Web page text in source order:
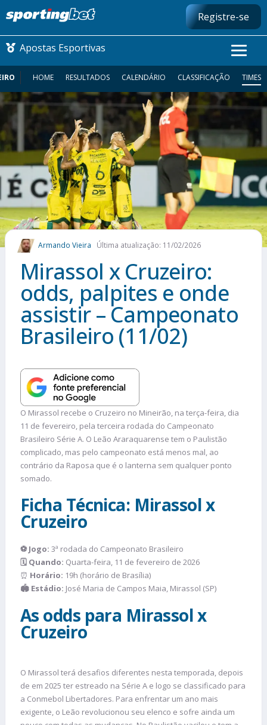
Registre-se
Apostas Esportivas
CONMEBOL LIBERTADORES
FUTEBOL NACIONAL
FUTEBOL INTERNACIONAL
COMO APOSTAR
MAIS ESPORTES
HOME RESULTADOS CALENDÁRIO CLASSIFICAÇÃO TIMES
Armando Vieira Última atualização: 11/02/2026
Mirassol x Cruzeiro:
odds, palpites e onde
assistir – Campeonato
Brasileiro (11/02)
O Mirassol recebe o Cruzeiro no Mineirão, na terça-feira, dia
11 de fevereiro, pela terceira rodada do Campeonato
Brasileiro Série A. O Leão Araraquarense tem o Paulistão
complicado, mas pelo campeonato está menos mal, ao
contrário da Raposa que é o lanterna sem qualquer ponto
somado.
Ficha Técnica: Mirassol x
Cruzeiro
⚽ Jogo: 3ª rodada do Campeonato Brasileiro
🗓️ Quando: Quarta-feira, 11 de fevereiro de 2026
⏰ Horário: 19h (horário de Brasília)
🏟️ Estádio: José Maria de Campos Maia, Mirassol (SP)
As odds para Mirassol x
Cruzeiro
O Mirassol terá desafios diferentes nesta temporada, depois
de em 2025 ter estreado na Série A e logo se classificado para
a Conmebol Libertadores. Para enfrentar um ano mais
exigente, o Leão revolucionou seu elenco e sofre ainda um